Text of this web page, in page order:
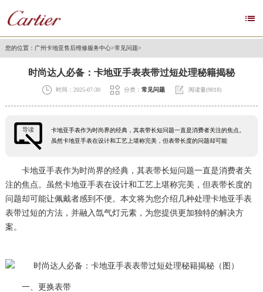

您的位置： 广州卡地亚售后维修服务中心>常见问题>
时尚达人必备：卡地亚手表表带过短处理秘籍揭秘
 时间：2025-07-30  分类： 常见问题  阅读量(9018)
导读
卡地亚手表作为时尚界的经典，其表带长短问题一直是消费者关注的焦点。
虽然卡地亚手表在设计和工艺上堪称完美，但表带长度的问题却可能
卡地亚手表作为时尚界的经典，其表带长短问题一直是消费者关
注的焦点。虽然卡地亚手表在设计和工艺上堪称完美，但表带长度的
问题却可能让佩戴者感到不便。本文将为您介绍几种处理卡地亚手表
表带过短的方法，并融入氙气灯元素，为您提供更加独特的解决方
案。
一、更换表带